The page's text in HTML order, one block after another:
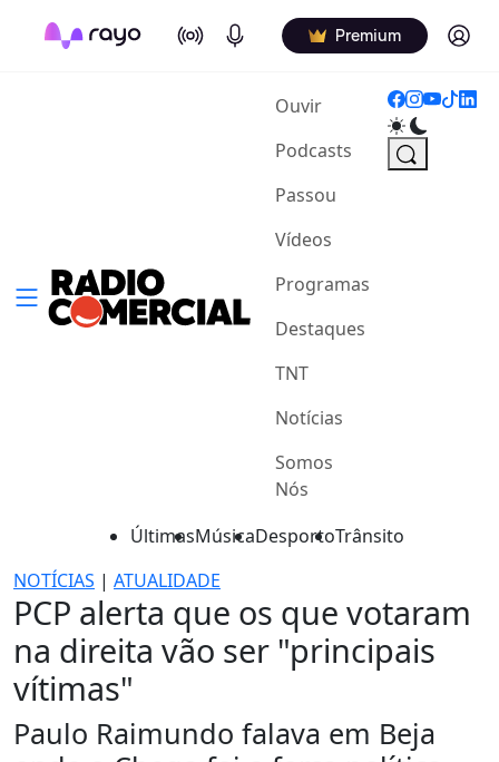
On Air Podcasts Premium Log in
Ouvir(current)
Podcasts
Passou
Vídeos
Programas
Destaques
TNT
Notícias
Somos
Nós
ÚltimasMúsicaDesportoTrânsito
NOTÍCIAS | ATUALIDADE
PCP alerta que os que votaram
na direita vão ser "principais
vítimas"
Paulo Raimundo falava em Beja